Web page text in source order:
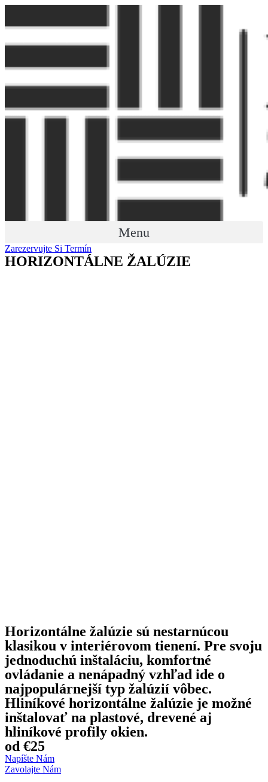
Menu
Zarezervujte Si Termín
HORIZONTÁLNE ŽALÚZIE
Horizontálne žalúzie sú nestarnúcou
klasikou v interiérovom tienení. Pre svoju
jednoduchú inštaláciu, komfortné
ovládanie a nenápadný vzhľad ide o
najpopulárnejší typ žalúzií vôbec.
Hliníkové horizontálne žalúzie je možné
inštalovať na plastové, drevené aj
hliníkové profily okien.
od €25
Napíšte Nám
Zavolajte Nám